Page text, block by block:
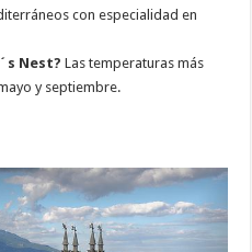
con especialidad en
Nest?Las temperaturas más
y septiembre.